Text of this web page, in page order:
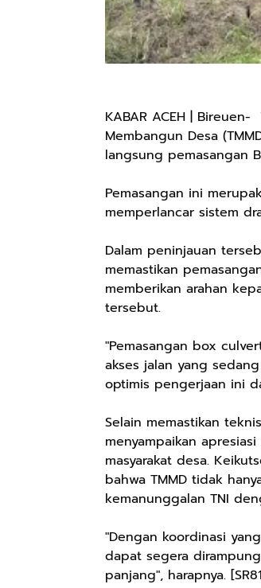
KABAR ACEH |
Membangun Desa
langsung pemasangan
Pemasangan ini
memperlancar sistem
Dalam peninjauan
memastikan
memberikan arahan
tersebut.
"Pemasangan box
akses jalan yang
optimis pengerjaan ini
Selain memastikan
menyampaikan
masyarakat desa.
bahwa TMMD tidak
kemanunggalan TNI
"Dengan koordinasi
dapat segera
panjang", harapnya.